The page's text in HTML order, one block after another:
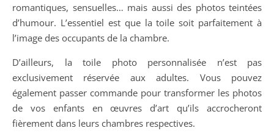
romantiques, sensuelles… mais aussi des photos teintées
d’humour. L’essentiel est que la toile soit parfaitement à
l’image des occupants de la chambre.
D’ailleurs, la toile photo personnalisée n’est pas
exclusivement réservée aux adultes. Vous pouvez
également passer commande pour transformer les photos
de vos enfants en œuvres d’art qu’ils accrocheront
fièrement dans leurs chambres respectives.